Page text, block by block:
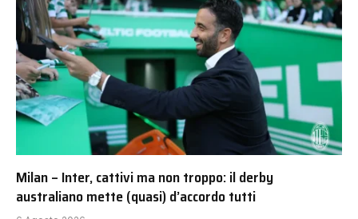
Milan – Inter, cattivi ma non troppo: il derby
australiano mette (quasi) d’accordo tutti